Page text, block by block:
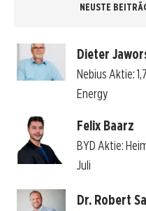
NEUSTE
Dieter
Nebius Aktie:
Energy
Felix Baarz
BYD Aktie:
Juli
Dr. Robert